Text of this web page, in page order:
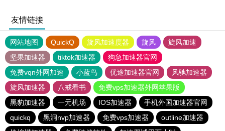
友情链接
网站地图 QuickQ 旋风加速度器 旋风
旋风加速
坚果加速器
tiktok加速器
狗急加速器官网
免费vqn外网加速
小蓝鸟 优途加速器官网
风驰加速器
旋风加速器
八戒看书
免费vps加速器外网苹果版
黑豹加速器
一元机场 IOS加速器
手机外国加速器官网
quickq
黑洞nvp加速器 免费vps加速器
outline加速器